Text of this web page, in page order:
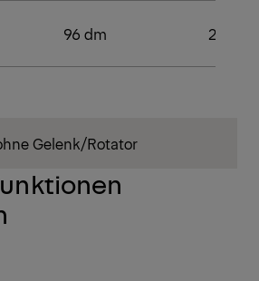
96 dm 2
Gelenk/Rotator